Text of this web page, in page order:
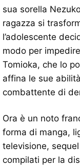
sua sorella
ragazza si
l’adolescente
modo per
Tomioka, che lo
affina le sue
combattente di
Ora è un noto
forma di manga,
televisione,
compilati per la